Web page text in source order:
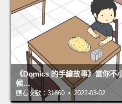
《Domics 的手繪故事》當你不
候…
觀看次數：31660 • 2022-03-02